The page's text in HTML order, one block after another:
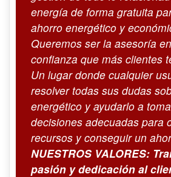
energía de forma gratuita
ahorro energético y
Queremos ser la asesoría
confianza que más clientes
Un lugar donde cualquier
resolver todas sus dudas
energético y ayudarlo a
decisiones adecuadas para
recursos y conseguir un
NUESTROS VALORES:
pasión y dedicación al